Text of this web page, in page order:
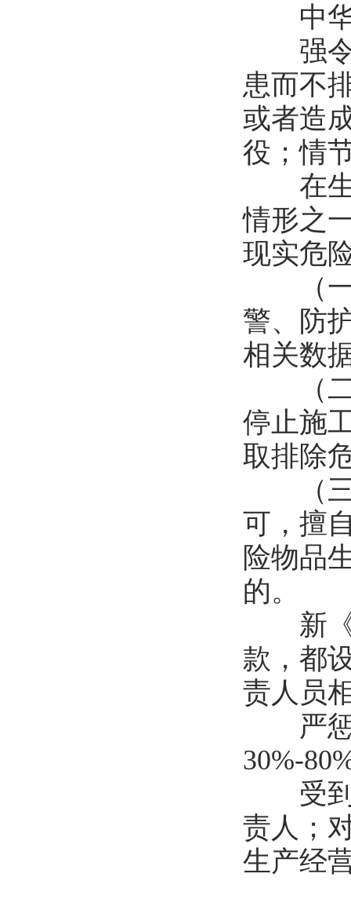
中华
强令
患而不
或者造
役；情
在生
情形之
现实危
（一
警、防
相关数
（二
停止施
取排除
（三
可，擅
险物品
的。
新《
款，都
责人员
严惩
30%-
受到
责人；
生产经